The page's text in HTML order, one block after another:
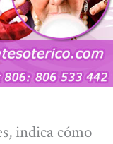
indica cómo